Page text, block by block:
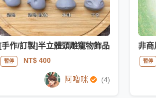
[手作/訂製]半立體頭雕寵物飾品
暫停 NT$ 400
阿嚕咪 (4)
非商
暫停